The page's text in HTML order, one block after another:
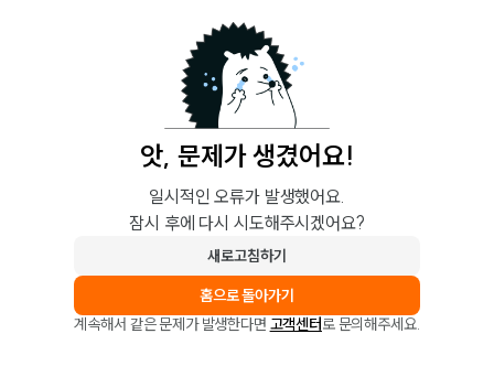
앗, 문제가 생겼어요!
일시적인 오류가 발생했어요.
잠시 후에 다시 시도해주시겠어요?
새로고침하기
홈으로 돌아가기
계속해서 같은 문제가 발생한다면 고객센터로 문의해주세요.